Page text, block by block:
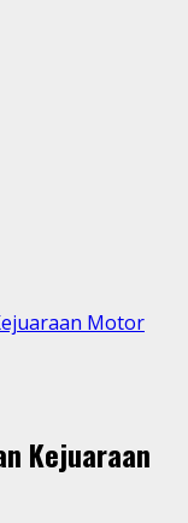
Motor
Kejuaraan